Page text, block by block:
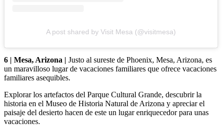
A post shared by Visit Mesa (@visitmesa)
6 | Mesa, Arizona | Justo al sureste de Phoenix, Mesa, Arizona, es
un maravilloso lugar de vacaciones familiares que ofrece vacaciones
familiares asequibles.
Explorar los artefactos del Parque Cultural Grande, descubrir la
historia en el Museo de Historia Natural de Arizona y apreciar el
paisaje del desierto hacen de este un lugar enriquecedor para unas
vacaciones.